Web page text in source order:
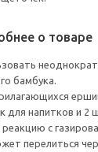
о товаре
бамбука.
для напитков и 2
с
перелиться